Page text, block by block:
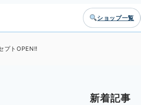
ショップ一覧
プトOPEN!!
新着記事